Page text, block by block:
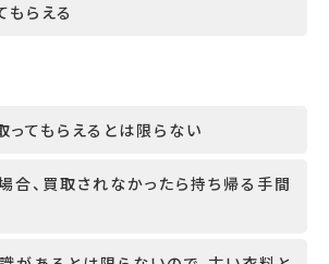
もらえる
ってもらえるとは限らない
合、買取されなかったら持ち帰る手間